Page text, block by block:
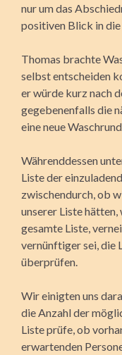
nur um das
positiven Blick in
Thomas brachte
selbst entscheiden
er würde kurz nach
gegebenenfalls die
eine neue
Währenddessen
Liste der
zwischendurch, ob
unserer Liste hätten,
gesamte Liste,
vernünftiger sei, die
überprüfen.
Wir einigten uns
die Anzahl der
Liste prüfe, ob
erwartenden